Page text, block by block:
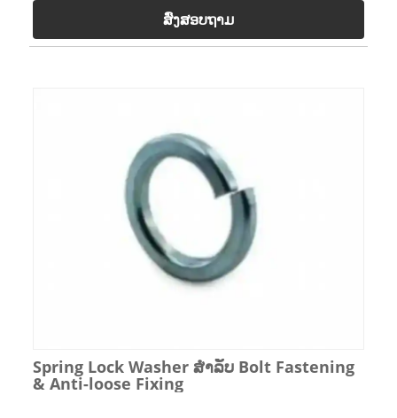
ສົ່ງສອບຖາມ
Spring Lock Washer ສໍາລັບ Bolt Fastening
& Anti-loose Fixing